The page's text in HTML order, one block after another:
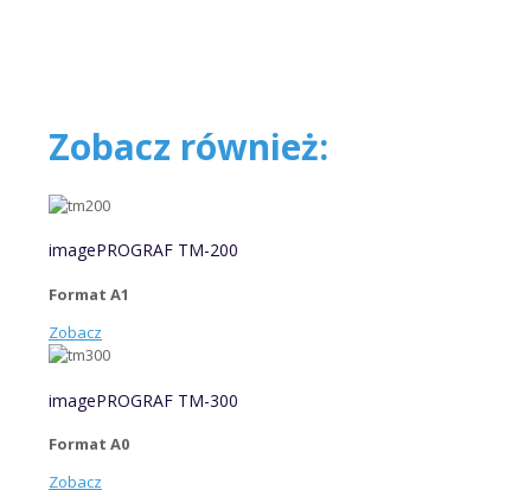
Zobacz również:
imagePROGRAF TM-200
Format A1
Zobacz
imagePROGRAF TM-300
Format A0
Zobacz